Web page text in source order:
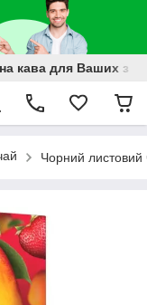
кава для Ваших
Чорний листовий